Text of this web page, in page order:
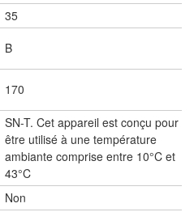
35
B
170
SN-T. Cet appareil est conçu pour
être utilisé à une température
ambiante comprise entre 10°C et
43°C
Non